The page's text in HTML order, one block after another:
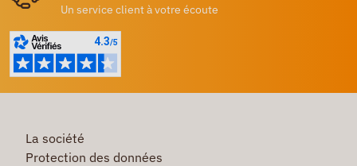
Un service client à votre écoute
La société
Protection des données